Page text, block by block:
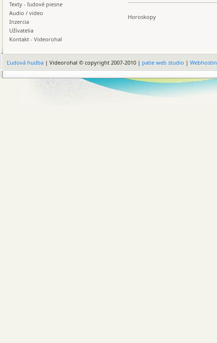
Texty - ľudové piesne
Audio / video
Inzercia
Užívatelia
Kontakt - Videorohal
Horoskopy
Ľudová hudba | Videorohal © copyright 2007-2010 | patie web studio |